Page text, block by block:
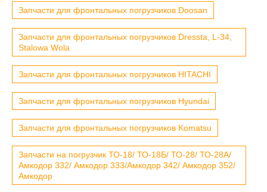
Запчасти для фронтальных погрузчиков Doosan
Запчасти для фронтальных погрузчиков Dressta, L-34,
Stalowa Wola
Запчасти для фронтальных погрузчиков HITACHI
Запчасти для фронтальных погрузчиков Hyundai
Запчасти для фронтальных погрузчиков Komatsu
Запчасти на погрузчик ТО-18/ ТО-18Б/ ТО-28/ ТО-28А/
Амкодор 332/ Амкодор 333/Амкодор 342/ Амкодор 352/
Амкодор